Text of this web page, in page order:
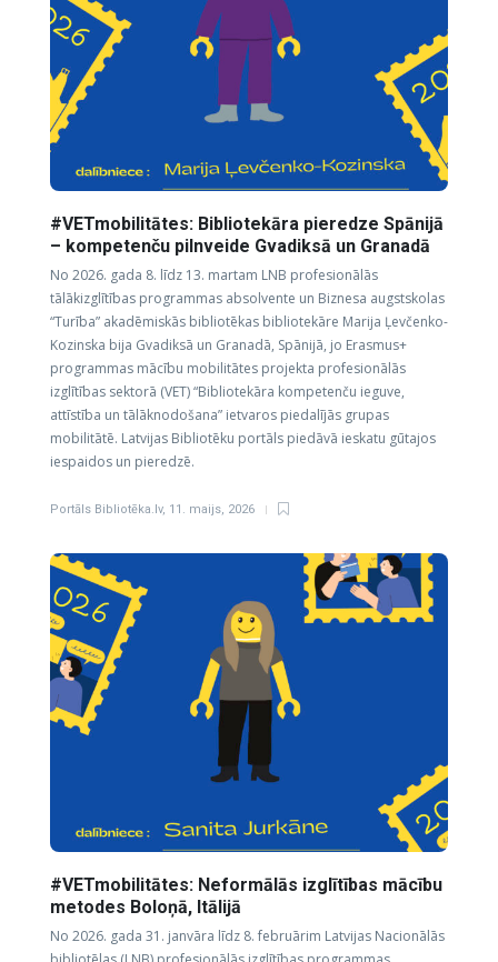
#VETmobilitātes: Bibliotekāra pieredze Spānijā
– kompetenču pilnveide Gvadiksā un Granadā
No 2026. gada 8. līdz 13. martam LNB profesionālās
tālākizglītības programmas absolvente un Biznesa augstskolas
“Turība” akadēmiskās bibliotēkas bibliotekāre Marija Ļevčenko-
Kozinska bija Gvadiksā un Granadā, Spānijā, jo Erasmus+
programmas mācību mobilitātes projekta profesionālās
izglītības sektorā (VET) “Bibliotekāra kompetenču ieguve,
attīstība un tālāknodošana” ietvaros piedalījās grupas
mobilitātē. Latvijas Bibliotēku portāls piedāvā ieskatu gūtajos
iespaidos un pieredzē.
Portāls Bibliotēka.lv, 11. maijs, 2026
#VETmobilitātes: Neformālās izglītības mācību
metodes Boloņā, Itālijā
No 2026. gada 31. janvāra līdz 8. februārim Latvijas Nacionālās